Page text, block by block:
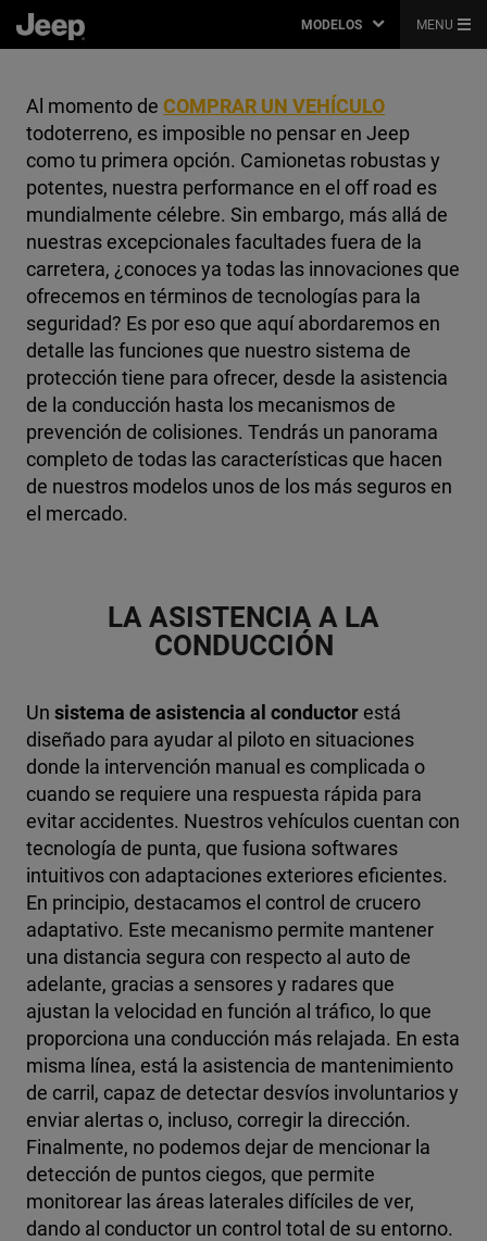
MODELOS MENU
Al momento deCOMPRAR UN VEHÍCULO
todoterreno, es imposible no pensar en Jeep
como tu primera opción. Camionetas robustas y
potentes, nuestra performance en el off road es
mundialmente célebre. Sin embargo, más allá de
nuestras excepcionales facultades fuera de la
carretera, ¿conoces ya todas las innovaciones que
ofrecemos en términos de tecnologías para la
seguridad? Es por eso que aquí abordaremos en
detalle las funciones que nuestro sistema de
protección tiene para ofrecer, desde la asistencia
de la conducción hasta los mecanismos de
prevención de colisiones. Tendrás un panorama
completo de todas las características que hacen
de nuestros modelos unos de los más seguros en
el mercado.
LA ASISTENCIA A LA
CONDUCCIÓN
Unsistema de asistencia al conductor está
diseñado para ayudar al piloto en situaciones
donde la intervención manual es complicada o
cuando se requiere una respuesta rápida para
evitar accidentes. Nuestros vehículos cuentan con
tecnología de punta, que fusiona softwares
intuitivos con adaptaciones exteriores eficientes.
En principio, destacamos el control de crucero
adaptativo. Este mecanismo permite mantener
una distancia segura con respecto al auto de
adelante, gracias a sensores y radares que
ajustan la velocidad en función al tráfico, lo que
proporciona una conducción más relajada. En esta
misma línea, está la asistencia de mantenimiento
de carril, capaz de detectar desvíos involuntarios y
enviar alertas o, incluso, corregir la dirección.
Finalmente, no podemos dejar de mencionar la
detección de puntos ciegos, que permite
monitorear las áreas laterales difíciles de ver,
dando al conductor un control total de su entorno.